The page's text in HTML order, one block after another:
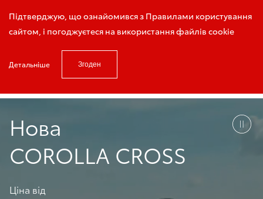
Підтверджую, що ознайомився з Правилами користування
сайтом, і погоджуєтеся на використання файлів cookie
Детальніше Згоден
Запис на тест - драйв
Нова
COROLLA CROSS
Ціна від